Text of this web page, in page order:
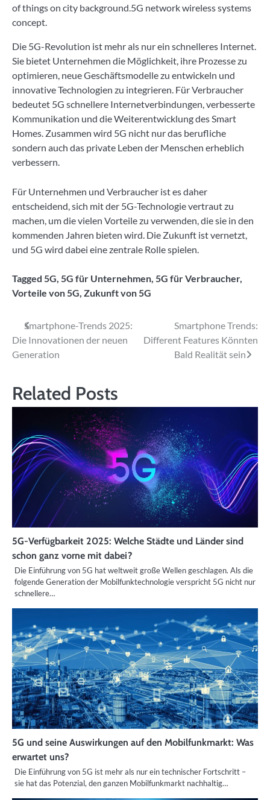
of things on city background.5G network wireless systems
concept.
Die 5G-Revolution ist mehr als nur ein schnelleres Internet.
Sie bietet Unternehmen die Möglichkeit, ihre Prozesse zu
optimieren, neue Geschäftsmodelle zu entwickeln und
innovative Technologien zu integrieren. Für Verbraucher
bedeutet 5G schnellere Internetverbindungen, verbesserte
Kommunikation und die Weiterentwicklung des Smart
Homes. Zusammen wird 5G nicht nur das berufliche
sondern auch das private Leben der Menschen erheblich
verbessern.
Für Unternehmen und Verbraucher ist es daher
entscheidend, sich mit der 5G-Technologie vertraut zu
machen, um die vielen Vorteile zu verwenden, die sie in den
kommenden Jahren bieten wird. Die Zukunft ist vernetzt,
und 5G wird dabei eine zentrale Rolle spielen.
Tagged 5G 5G für Unternehmen 5G für Verbraucher,
Vorteile von 5G Zukunft von 5G
Beitragsnavigation
Smartphone-Trends 2025:
Die Innovationen der neuen
Generation
Smartphone Trends:
Different Features Könnten
Bald Realität sein
Related Posts
5G-Verfügbarkeit 2025: Welche Städte und Länder sind
schon ganz vorne mit dabei?
Die Einführung von 5G hat weltweit große Wellen geschlagen. Als die
folgende Generation der Mobilfunktechnologie verspricht 5G nicht nur
schnellere…
5G und seine Auswirkungen auf den Mobilfunkmarkt: Was
erwartet uns?
Die Einführung von 5G ist mehr als nur ein technischer Fortschritt –
sie hat das Potenzial, den ganzen Mobilfunkmarkt nachhaltig…